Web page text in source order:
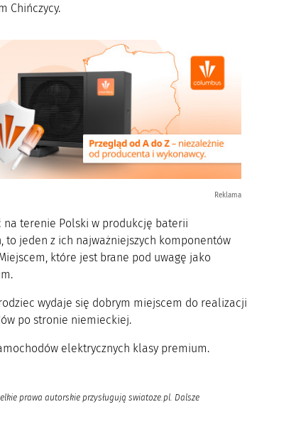
Chińczycy.
Reklama
na terenie Polski w produkcję baterii
to jeden z ich najważniejszych komponentów
które jest brane pod uwagę jako
wydaje się dobrym miejscem do realizacji
po stronie niemieckiej.
elektrycznych klasy premium.
prawa autorskie przysługują swiatoze.pl. Dalsze